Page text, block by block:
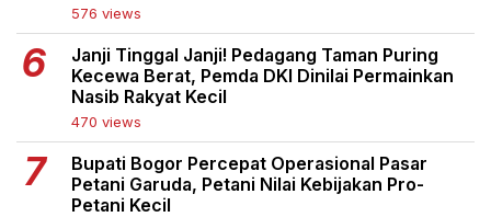
576 views
Janji Tinggal Janji! Pedagang Taman Puring
Kecewa Berat, Pemda DKI Dinilai Permainkan
Nasib Rakyat Kecil
470 views
Bupati Bogor Percepat Operasional Pasar
Petani Garuda, Petani Nilai Kebijakan Pro-
Petani Kecil